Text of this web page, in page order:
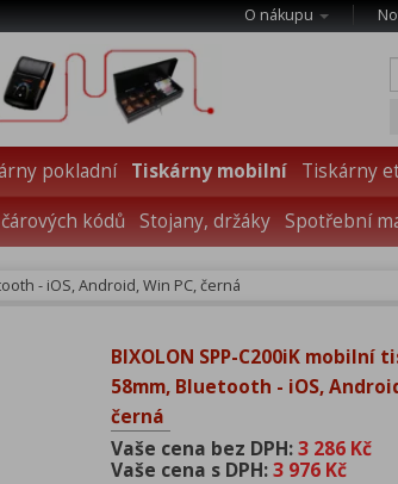
O nákupu
pokladní Tiskárny mobilní Tiskárny
kódů Stojany, držáky Spotřební
- iOS, Android, Win PC, černá
BIXOLON SPP-C200iK mobilní
58mm, Bluetooth - iOS,
černá
Vaše cena bez DPH:3 286 Kč
Vaše cena s DPH:3 976 Kč